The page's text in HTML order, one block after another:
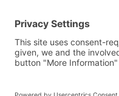
Wie haben Sie uns gefunden?
Anliegen